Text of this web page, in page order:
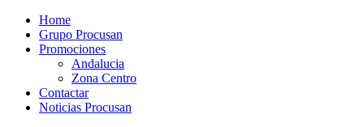
Home
Grupo Procusan
Promociones
Andalucia
Zona Centro
Contactar
Noticias Procusan